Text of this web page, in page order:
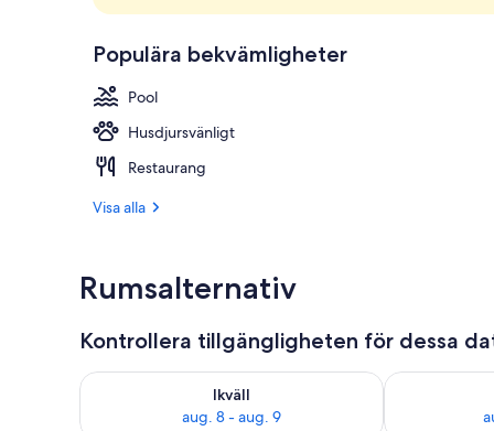
Populära bekvämligheter
Pool
Husdjursvänligt
Restaurang
Visa alla
Rumsalternativ
Kontrollera tillgängligheten för dessa
Ikväll
aug. 8 - aug. 9
Kontrollera tillgängligheten för ikväll aug. 8 - aug. 9
Kontrollera